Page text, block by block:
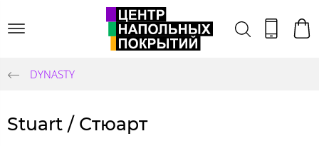
DYNASTY
Stuart / Стюарт